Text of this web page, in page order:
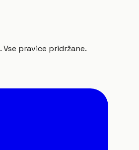
. Vse pravice pridržane.